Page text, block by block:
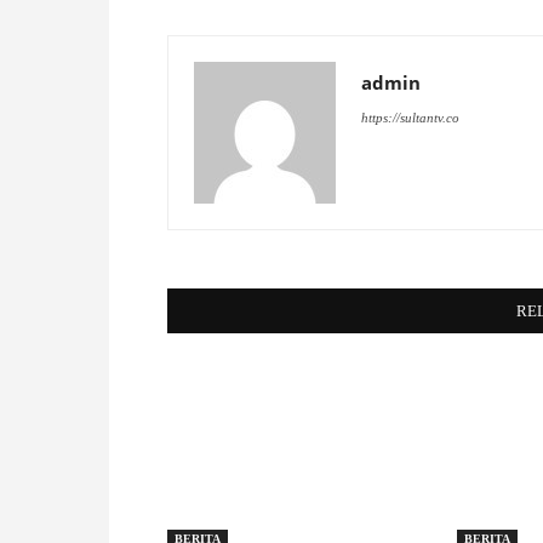
admin
https://sultantv.co
BERITA BERITA